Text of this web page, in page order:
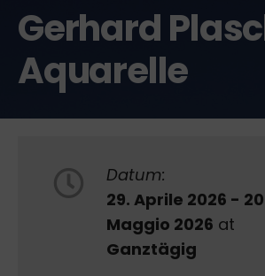
Gerhard
Aquarelle
Datum:
29. Aprile 2026 -
Maggio 2026 at
Ganztägig